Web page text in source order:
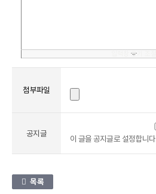
입력창 크기 조절
첨부파일
공지글
이 글을 공지글로 설정합니다.
목록